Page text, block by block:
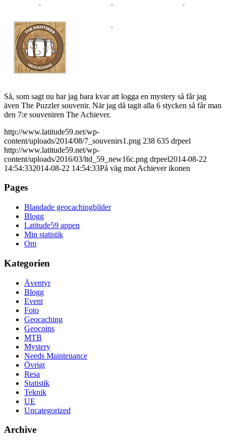
Så, som sagt nu har jag bara kvar att logga en mystery så får jag
även The Puzzler souvenir. När jag då tagit alla 6 stycken så får man
den 7:e souveniren The Achiever.
http://www.latitude59.net/wp-
content/uploads/2014/08/7_souvenirs1.png 238 635 drpeel
http://www.latitude59.net/wp-
content/uploads/2016/03/ltd_59_new16c.png drpeel2014-08-22
14:54:332014-08-22 14:54:33På väg mot Achiever ikonen
Pages
Blandade geocachingbilder
Blogg
Latitude59 appen
Min statistik
Om
Kategorien
Äventyr
Blogg
Event
Foto
Geocaching
Geocoins
MTB
Mystery
Needs Maintenance
Övrigt
Resa
Statistik
Teknik
UE
Uncategorized
Archive